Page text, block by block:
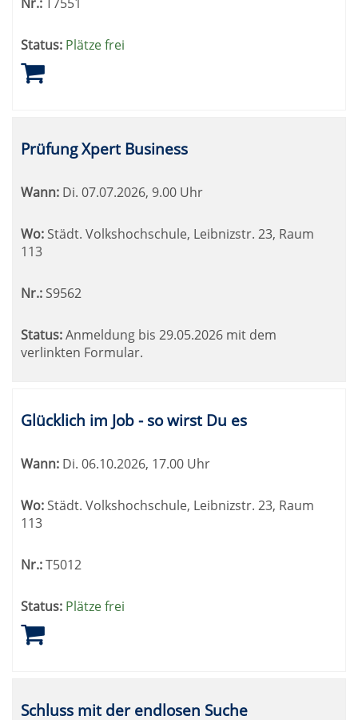
Status: Plätze frei
Prüfung Xpert Business
Wann: Di. 07.07.2026, 9.00 Uhr
Wo: Städt. Volkshochschule, Leibnizstr. 23, Raum
113
Nr.: S9562
Status:Anmeldung bis 29.05.2026 mit dem
verlinkten Formular.
Glücklich im Job - so wirst Du es
Wann: Di. 06.10.2026, 17.00 Uhr
Wo:Städt. Volkshochschule, Leibnizstr. 23, Raum
113
Nr.:T5012
Status: Plätze frei
Schluss mit der endlosen Suche